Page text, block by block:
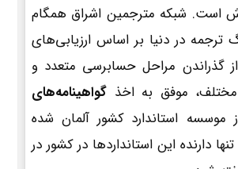
است. شبکه مترجمین اشراق همگام
ترجمه در دنیا بر اساس ارزیابی‌های
مراحل حسابرسی متعدد و
مختلف، موفق به اخذ گواهینامه‌های
موسسه استاندارد کشور آلمان شده
دارنده این استانداردها در کشور در